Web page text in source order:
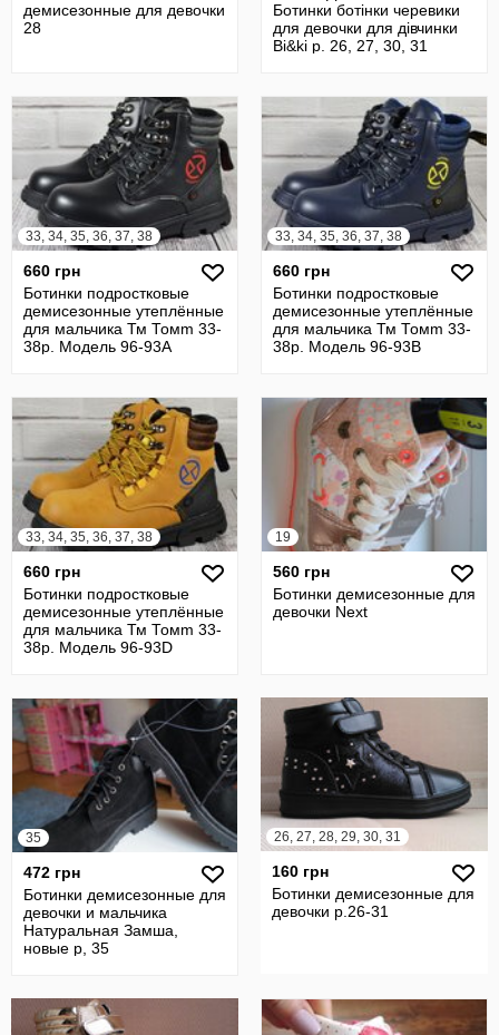
демисезонные для девочки
28
Ботинки ботінки черевики
для девочки для дівчинки
Вi&ki р. 26, 27, 30, 31
33, 34, 35, 36, 37, 38
660 грн
Ботинки подростковые
демисезонные утеплённые
для мальчика Тм Томm 33-
38р. Модель 96-93А
33, 34, 35, 36, 37, 38
660 грн
Ботинки подростковые
демисезонные утеплённые
для мальчика Тм Томm 33-
38р. Модель 96-93В
33, 34, 35, 36, 37, 38
660 грн
Ботинки подростковые
демисезонные утеплённые
для мальчика Тм Томm 33-
38р. Модель 96-93D
19
560 грн
Ботинки демисезонные для
девочки Next
35
472 грн
Ботинки демисезонные для
девочки и мальчика
Натуральная Замша,
новые р, 35
26, 27, 28, 29, 30, 31
160 грн
Ботинки демисезонные для
девочки р.26-31